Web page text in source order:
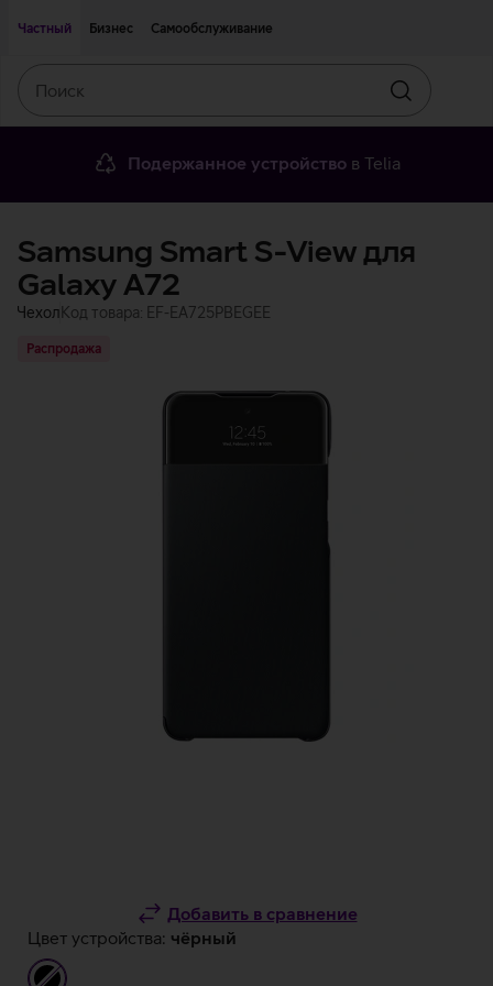
Частный
Бизнес Самообслуживание
Искать
Подержанное устройство в Telia
Samsung Smart S-View для
Galaxy A72
Чехол Код товара: EF-EA725PBEGEE
Распродажа
Добавить в сравнение
Цвет устройства: чёрный
чёрный